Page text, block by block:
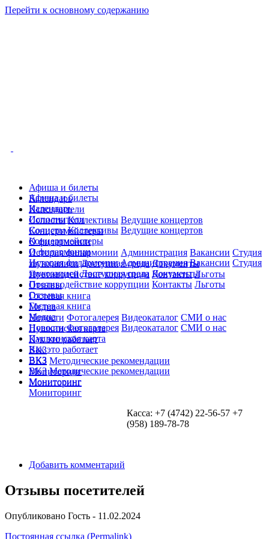
Перейти к основному содержанию
Афиша и билеты
Календарь
Исполнители
Солисты Коллективы Ведущие концертов
Концертмейстеры
О филармонии
История филармонии Администрация Вакансии Студия
звукозаписи Доступная среда Документы
Противодействие коррупции Контакты Льготы
Отзывы
Гостевая книга
Медиа
Новости Фотогалерея Видеокаталог СМИ о нас
Пушкинская карта
Как это работает
ВКЗ
ВКЗ Методические рекомендации
Мониторинг
Мониторинг
Афиша и билеты
Календарь
Исполнители
Солисты Коллективы Ведущие концертов
Концертмейстеры
О филармонии
История филармонии Администрация Вакансии Студия
звукозаписи Доступная среда Документы
Противодействие коррупции Контакты Льготы
Отзывы
Гостевая книга
Медиа
Новости Фотогалерея Видеокаталог СМИ о нас
Пушкинская карта
Как это работает
ВКЗ
ВКЗ Методические рекомендации
Мониторинг
Мониторинг
Касса: +7 (4742) 22-56-57 +7
(958) 189-78-78
Добавить комментарий
Отзывы посетителей
Опубликовано Гость - 11.02.2024
Постоянная ссылка (Permalink)